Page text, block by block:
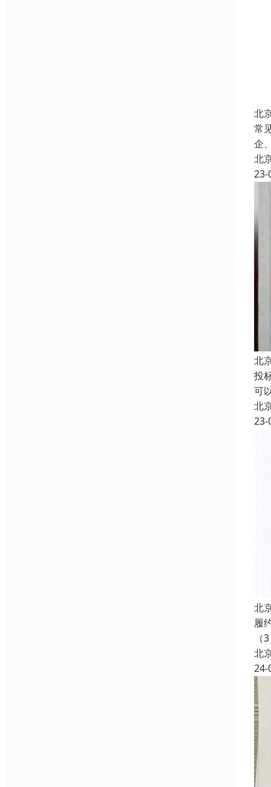
北
常
企
北
23-
北
投
可
北
23-
北
履
北
24-